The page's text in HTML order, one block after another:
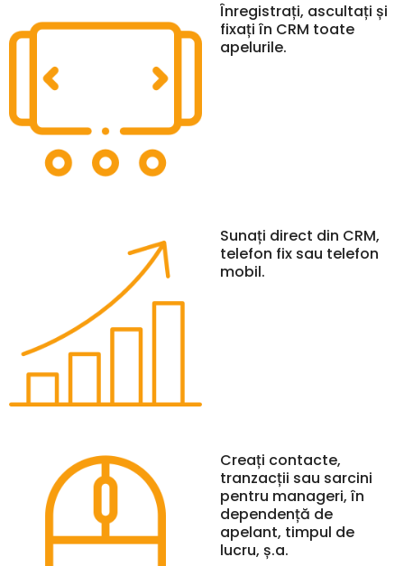
Înregistrați, ascultați și
fixați în CRM toate
apelurile.
Sunați direct din CRM,
telefon fix sau telefon
mobil.
Creați contacte,
tranzacții sau sarcini
pentru manageri, în
dependență de
apelant, timpul de
lucru, ș.a.